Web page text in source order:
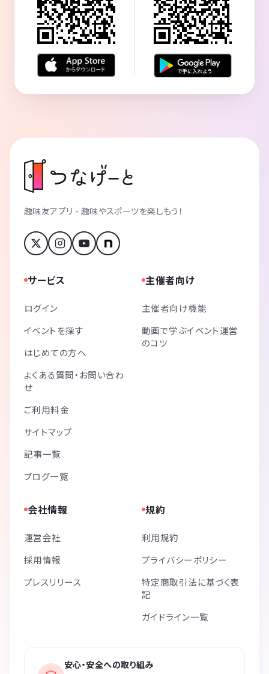
趣味友アプリ - 趣味やスポーツを楽しもう！
サービス
ログイン
イベントを探す
はじめての方へ
よくある質問・お問い合わ
せ
ご利用料金
サイトマップ
記事一覧
ブログ一覧
主催者向け
主催者向け機能
動画で学ぶイベント運営
のコツ
会社情報
運営会社
採用情報
プレスリリース
規約
利用規約
プライバシーポリシー
特定商取引法に基づく表
記
ガイドライン一覧
安心・安全への取り組み